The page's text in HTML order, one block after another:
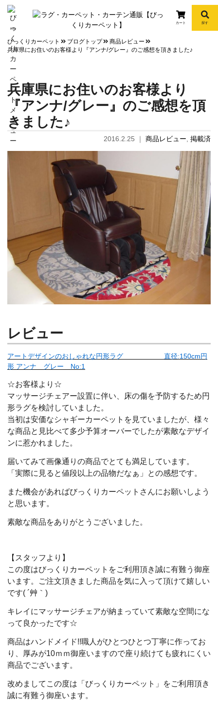
info
カート 探す
びっくりカーペット ブログトップ
商品レビュー
兵庫県にお住いのお客様より『アンナ/グレー』のご感想を頂きました♪
兵庫県にお住いのお客様より
『アンナ/グレー』のご感想を頂
きました♪
2016.2.25 ｜ 商品レビュー 掲載済
レビュー
アートデザインのおしゃれな円形ラグ 直径:150cm円
形 アンナ グレー No:1
☆お客様より☆
マッサージチェアー設置に伴い、床の傷を予防するため円
形ラグを検討していました。
当初は安価なシャギーカーペットを見ていましたが、様々
な商品と見比べて多少予算オーバーでしたが素敵なデザイ
ンに惹かれました。
届いてみて画像通りの商品でとても満足しています。
「実際に見ると値段以上の品物だなぁ」との感想です。
また機会があればびっくりカーペットさんにお願いしよう
と思います。
素敵な商品をありがとうございました。
【スタッフより】
この度はびっくりカーペットをご利用頂き誠に有難う御座
います。
ご注文頂きました商品を気に入って頂けて嬉しい
です( ´艸｀)
キレイにマッサージチェアが納まっていて素敵な空間にな
って良かったです☆
商品はハンドメイド!!職人がひとつひとつ丁寧に作ってお
り、厚みが10ｍｍ御座いますので座り続けても疲れにくい
商品でございます。
改めましてこの度は「びっくりカーペット」をご利用頂き
誠に有難う御座います。